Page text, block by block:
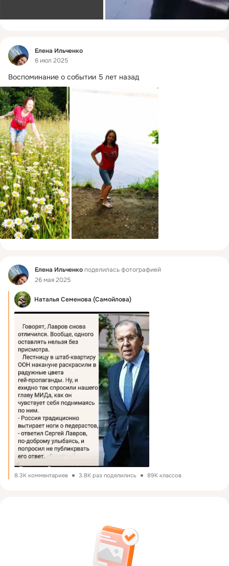
Фид
Елена Ильченко
6 июл 2025
Воспоминание о событии 5 лет назад
Фид Елена Ильченкоподелилась фотографией
26 мая 2025
Наталья Семенова (Самойлова)
8.3K комментариев 3.8K раз поделились 89K классов